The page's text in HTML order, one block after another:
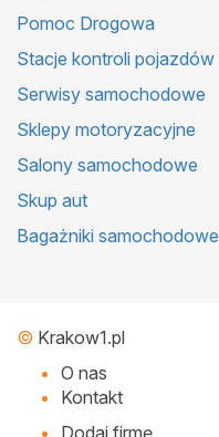
Pomoc Drogowa
Stacje kontroli pojazdów
Serwisy samochodowe
Sklepy motoryzacyjne
Salony samochodowe
Skup aut
Bagażniki samochodowe
© Krakow1.pl
O nas
Kontakt
Dodaj firmę